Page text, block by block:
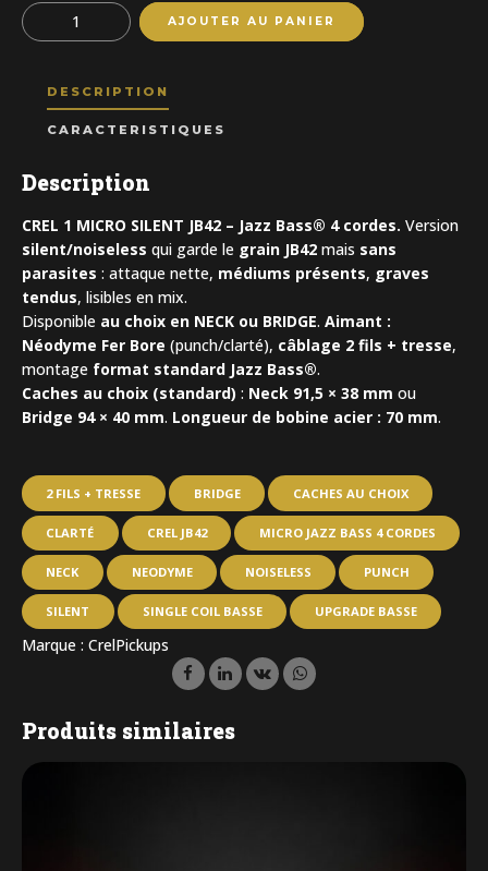
Quantity
AJOUTER AU PANIER
DESCRIPTION
CARACTERISTIQUES
Description
CREL 1 MICRO SILENT JB42 – Jazz Bass® 4 cordes. Version
silent/noiseless qui garde le grain JB42 mais sans
parasites : attaque nette, médiums présents, graves
tendus, lisibles en mix.
Disponible au choix en NECK ou BRIDGE. Aimant :
Néodyme Fer Bore (punch/clarté), câblage 2 fils + tresse,
montage format standard Jazz Bass®.
Caches au choix (standard) : Neck 91,5 × 38 mm ou
Bridge 94 × 40 mm. Longueur de bobine acier : 70 mm.
2 FILS + TRESSE BRIDGE CACHES AU CHOIX
CLARTÉ CREL JB42 MICRO JAZZ BASS 4 CORDES
NECK NEODYME NOISELESS PUNCH
SILENT SINGLE COIL BASSE UPGRADE BASSE
Marque : CrelPickups
Produits similaires